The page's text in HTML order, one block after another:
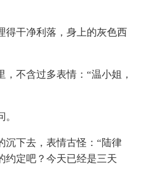
得干净利落，身上的灰色西
不含过多表情：“温小姐，
沉下去，表情古怪：“陆律
约定吧？今天已经是三天